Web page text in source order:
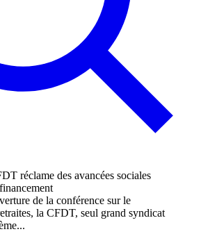
de la conférence sur le
la CFDT, seul grand syndicat